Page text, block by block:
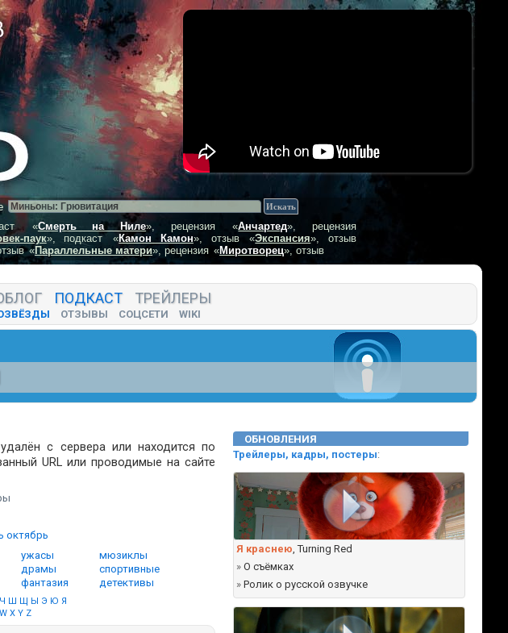
«Смерть на Ниле», рецензия «Анчартед», рецензия
паук», подкаст «Камон Камон», отзыв «Экспансия», отзыв
«Параллельные матери», рецензия «Миротворец», отзыв
БЛОГ ПОДКАСТ ТРЕЙЛЕРЫ
ОТЗЫВЫ СОЦСЕТИ WIKI
с сервера или находится по
URL или проводимые на сайте
октябрь
ужасы
мюзиклы
драмы
спортивные
фантазия детективы
Ч Ш Щ Ы Э Ю Я
W X Y Z
ОБНОВЛЕНИЯ
Трейлеры, кадры, постеры:
Я краснею, Turning Red
» О съёмках
» Ролик о русской озвучке